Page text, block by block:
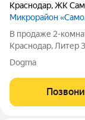
Краснодар,ЖК
Микрорайон
В продаже 2-
Краснодар, Литер
"САМОЛЁТ" -
расположен на
Обхода.
Dogma